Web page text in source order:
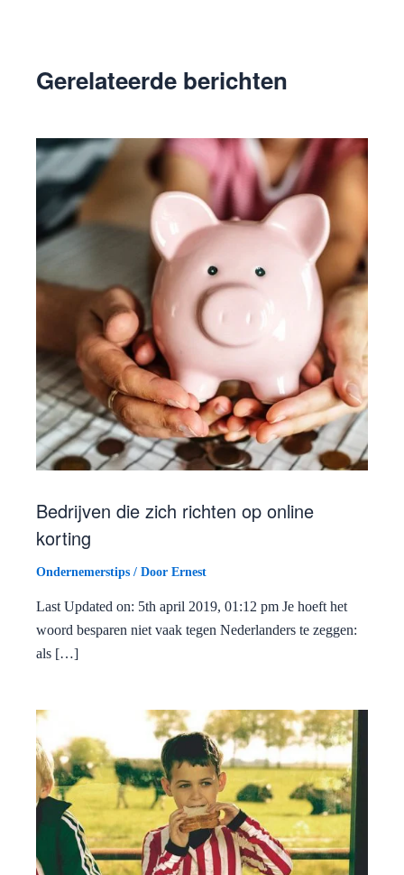
Gerelateerde berichten
Bedrijven die zich richten op online
korting
Ondernemerstips / Door Ernest
Last Updated on: 5th april 2019, 01:12 pm Je hoeft het
woord besparen niet vaak tegen Nederlanders te zeggen:
als […]